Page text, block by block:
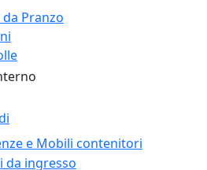
da Pranzo
e Mobili contenitori
da ingresso